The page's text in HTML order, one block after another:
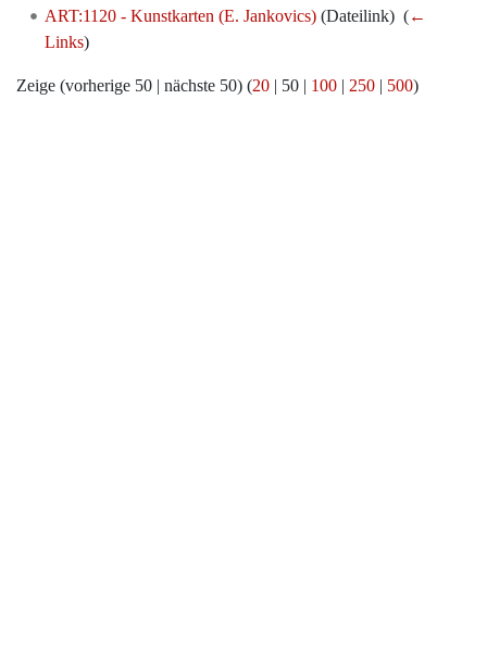
ART:1120 - Kunstkarten (E. Jankovics)(Dateilink) ‎ (←
Links)
Zeige (vorherige 50 | nächste 50) (20 | 50 | 100 | 250 | 500)